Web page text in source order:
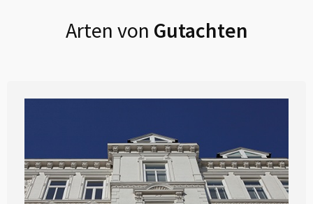
Arten von Gutachten